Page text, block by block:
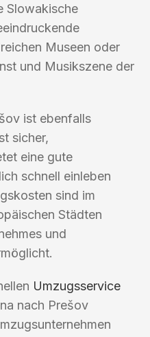
Slowakische
Museen oder
und Musikszene der
ist ebenfalls
sicher,
eine gute
schnell einleben
sind im
Städten
und
Umzugsservice
nach Prešov